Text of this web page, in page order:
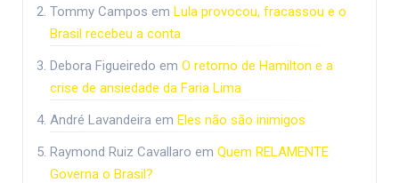
Tommy Campos em Lula provocou, fracassou e o
Brasil recebeu a conta
Debora Figueiredo em O retorno de Hamilton e a
crise de ansiedade da Faria Lima
André Lavandeira em Eles não são inimigos
Raymond Ruiz Cavallaro em Quem RELAMENTE
Governa o Brasil?